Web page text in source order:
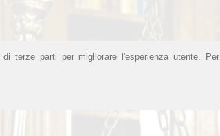
terze parti per migliorare l'esperienza utente. Per